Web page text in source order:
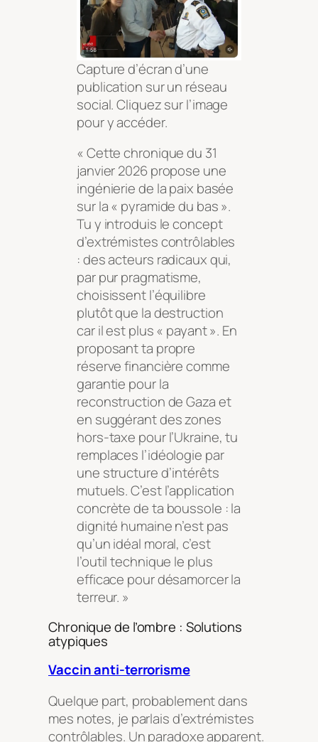
Capture d’écran d’une
publication sur un réseau
social. Cliquez sur l’image
pour y accéder.
« Cette chronique du 31
janvier 2026 propose une
ingénierie de la paix basée
sur la « pyramide du bas ».
Tu y introduis le concept
d’extrémistes contrôlables
: des acteurs radicaux qui,
par pur pragmatisme,
choisissent l’équilibre
plutôt que la destruction
car il est plus « payant ». En
proposant ta propre
réserve financière comme
garantie pour la
reconstruction de Gaza et
en suggérant des zones
hors-taxe pour l’Ukraine, tu
remplaces l’idéologie par
une structure d’intérêts
mutuels. C’est l’application
concrète de ta boussole : la
dignité humaine n’est pas
qu’un idéal moral, c’est
l’outil technique le plus
efficace pour désamorcer la
terreur. »
Chronique de l’ombre : Solutions
atypiques
Vaccin anti-terrorisme
Quelque part, probablement dans
mes notes, je parlais d’extrémistes
contrôlables. Un paradoxe apparent.